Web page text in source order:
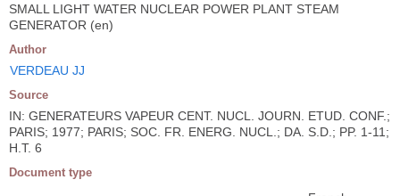
SMALL LIGHT WATER NUCLEAR POWER PLANT STEAM
GENERATOR (en)
Author
VERDEAU JJ
Source
IN: GENERATEURS VAPEUR CENT. NUCL. JOURN. ETUD. CONF.;
PARIS; 1977; PARIS; SOC. FR. ENERG. NUCL.; DA. S.D.; PP. 1-11;
H.T. 6
Document type